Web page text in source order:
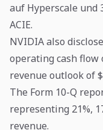
auf Hyperscale und
ACIE.
NVIDIA also
operating cash flow
revenue outlook of
The Form 10-Q
representing 21%,
revenue.